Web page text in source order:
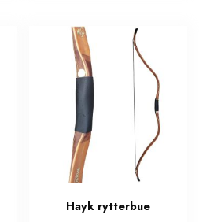
Hayk rytterbue